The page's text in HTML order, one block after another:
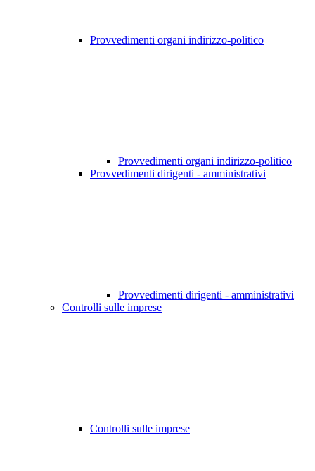
Provvedimenti organi indirizzo-politico
Provvedimenti organi indirizzo-politico
Provvedimenti dirigenti - amministrativi
Provvedimenti dirigenti - amministrativi
Controlli sulle imprese
Controlli sulle imprese